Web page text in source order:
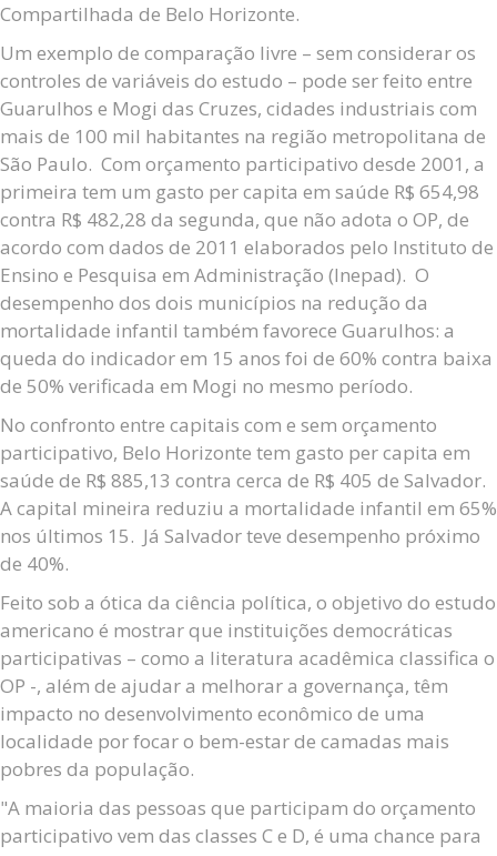
Compartilhada de Belo Horizonte.
Um exemplo de comparação livre – sem considerar os
controles de variáveis do estudo – pode ser feito entre
Guarulhos e Mogi das Cruzes, cidades industriais com
mais de 100 mil habitantes na região metropolitana de
São Paulo. Com orçamento participativo desde 2001, a
primeira tem um gasto per capita em saúde R$ 654,98
contra R$ 482,28 da segunda, que não adota o OP, de
acordo com dados de 2011 elaborados pelo Instituto de
Ensino e Pesquisa em Administração (Inepad). O
desempenho dos dois municípios na redução da
mortalidade infantil também favorece Guarulhos: a
queda do indicador em 15 anos foi de 60% contra baixa
de 50% verificada em Mogi no mesmo período.
No confronto entre capitais com e sem orçamento
participativo, Belo Horizonte tem gasto per capita em
saúde de R$ 885,13 contra cerca de R$ 405 de Salvador.
A capital mineira reduziu a mortalidade infantil em 65%
nos últimos 15. Já Salvador teve desempenho próximo
de 40%.
Feito sob a ótica da ciência política, o objetivo do estudo
americano é mostrar que instituições democráticas
participativas – como a literatura acadêmica classifica o
OP -, além de ajudar a melhorar a governança, têm
impacto no desenvolvimento econômico de uma
localidade por focar o bem-estar de camadas mais
pobres da população.
"A maioria das pessoas que participam do orçamento
participativo vem das classes C e D, é uma chance para